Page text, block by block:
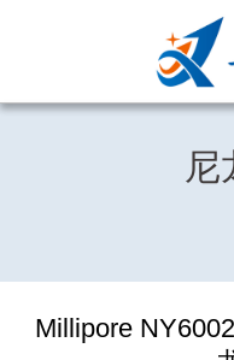
尼
Millipore